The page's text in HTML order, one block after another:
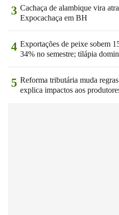
3 Cachaça de alambique vira
Expocachaça em BH
4 Exportações de peixe sobem
34% no semestre; tilápia
5 Reforma tributária muda
explica impactos aos